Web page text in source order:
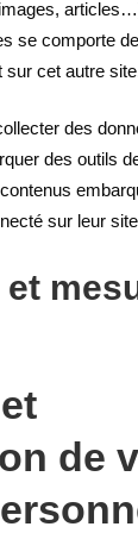
se comporte
sur cet autre
des
des outils
sur leur
de